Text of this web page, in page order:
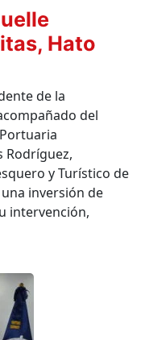
Hato
de la
del
Rodríguez,
y Turístico de
inversión de
intervención,